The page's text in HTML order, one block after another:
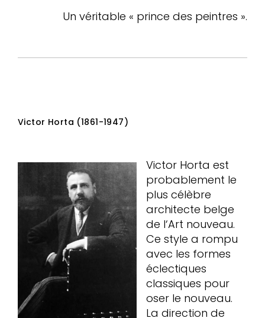
Un véritable « prince des peintres ».
Victor Horta (1861-1947)
Victor Horta est
probablement le
plus célèbre
architecte belge
de l‘Art nouveau.
Ce style a rompu
avec les formes
éclectiques
classiques pour
oser le nouveau.
La direction de